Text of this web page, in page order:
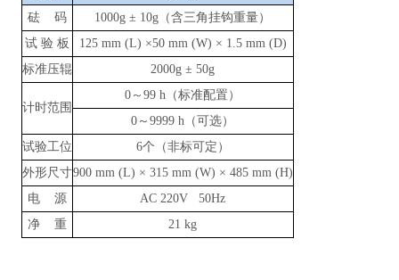
砝
码
1000g ± 10g（含三角挂钩重量）
试 验 板
125 mm (L) ×50 mm (W) × 1.5 mm (D)
标准压辊
2000g ± 50g
计时范围
0～99 h（标准配置）
0～9999 h（可选）
试验工位
6个（非标可定）
外形尺寸900 mm (L) × 315 mm (W) × 485 mm (H)
电
源
AC 220V 50Hz
净
重 21 kg